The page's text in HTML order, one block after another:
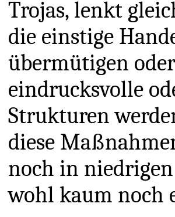
Trojas, lenkt
die einstige
übermütigen
eindrucksvolle
Strukturen
diese
noch in
wohl kaum noch